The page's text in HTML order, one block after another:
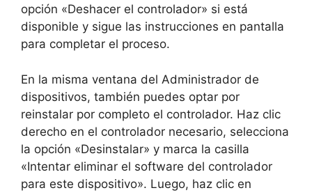
opción «Deshacer el controlador» si está
disponible y sigue las instrucciones en pantalla
para completar el proceso.
En la misma ventana del Administrador de
dispositivos, también puedes optar por
reinstalar por completo el controlador. Haz clic
derecho en el controlador necesario, selecciona
la opción «Desinstalar» y marca la casilla
«Intentar eliminar el software del controlador
para este dispositivo». Luego, haz clic en